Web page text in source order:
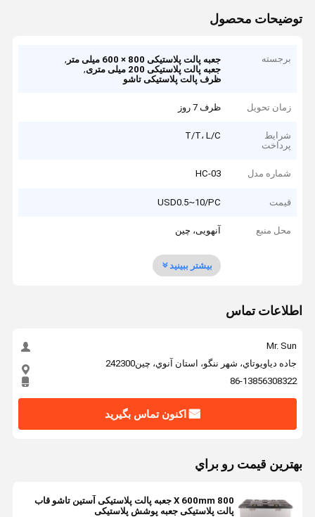
توضیحات محصول
برجسته جعبه پالت پلاستیکی 800 × 600 میلی متر
,
جعبه پالت پلاستیکی 200 میلی متری
,
ظرف پالت پلاستیکی تاشو
زمان تحویل ظرف 7 روز
شرایط
پرداخت
T/T، L/C
شماره مدل HC-03
قیمت USD0.5~10/PC
محل منبع آنهویی، چین
بیشتر ببینید
اطلاعات تماس
Mr. Sun
جاده دياويوتاي، شهر ننگو، استان آنوي، چين242300
86-13856308322
اکنون تماس بگیرید
بهترين قيمت رو براي
800 X 600mm جعبه پالت پلاستیکی آستین تاشو قاب
پالت پلاستیکی جعبه پوشش پلاستیکی